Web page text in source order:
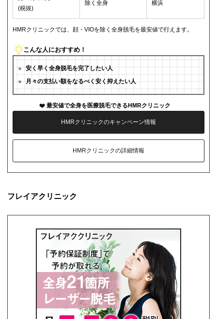
(税抜)
除く全身
横浜
HMRクリニックでは、顔・VIOを除く全身脱毛を最安値で行えます。
こんな人におすすめ！
安く早く全身脱毛を完了したい人
月々の支払い額をなるべく安く抑えたい人
最安値で全身を医療脱毛できるHMRクリニック
HMRクリニックのキャンペーン情報
HMRクリニックの詳細情報
フレイアクリニック